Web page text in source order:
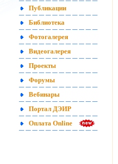
Публикации
Библиотека
Фотогалерея
Видеогалерея
Проекты
Форумы
Вебинары
Портал ДЭИР
Оплата Online